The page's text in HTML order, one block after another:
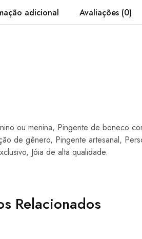
adicional Avaliações (0)
ou menina, Pingente de boneco
de gênero, Pingente artesanal,
Jóia de alta qualidade.
Relacionados